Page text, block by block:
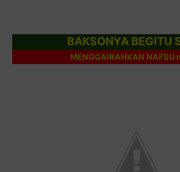
BAKSONYA BEGITU
MENGGAIRAHKAN NAFSU